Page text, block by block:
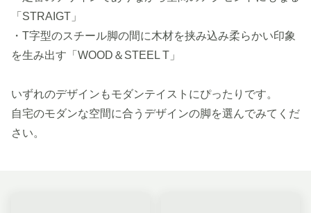
「STRAIGT」
・T字型のスチール脚の間に木材を挟み込み柔らかい印象
を生み出す「WOOD＆STEEL T」
いずれのデザインもモダンテイストにぴったりです。
自宅のモダンな空間に合うデザインの脚を選んでみてくだ
さい。